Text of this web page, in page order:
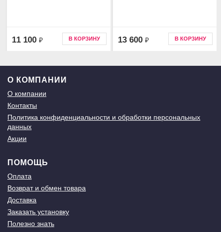
11 100 ₽ В КОРЗИНУ 13 600 ₽ В КОРЗИНУ
О КОМПАНИИ
О компании
Контакты
Политика конфиденциальности и обработки персональных
данных
Акции
ПОМОЩЬ
Оплата
Возврат и обмен товара
Доставка
Заказать установку
Полезно знать